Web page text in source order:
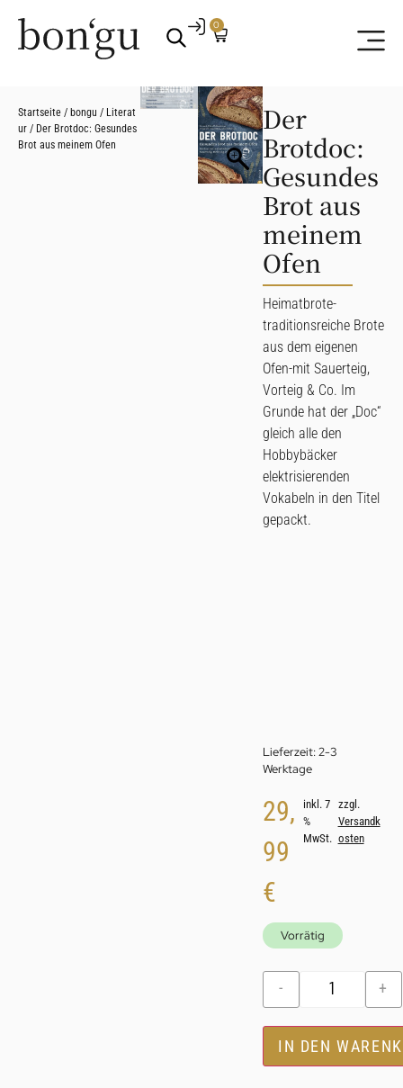
0
Startseite / bongu / Literat
ur / Der Brotdoc: Gesundes
Brot aus meinem Ofen
Der
Brotdoc:
Gesundes
Brot aus
meinem
Ofen
Heimatbrote-
traditionsreiche Brote
aus dem eigenen
Ofen-mit Sauerteig,
Vorteig & Co. Im
Grunde hat der „Doc“
gleich alle den
Hobbybäcker
elektrisierenden
Vokabeln in den Titel
gepackt.
Lieferzeit:2-3
Werktage
29,
99
€
inkl. 7
%
MwSt.
zzgl.
Versandk
osten
Vorrätig
- +
IN DEN